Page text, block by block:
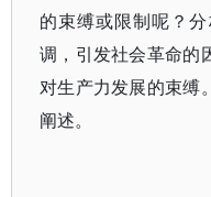
的束缚或限制呢？
调，引发社会革命的
对生产力发展的束缚
阐述。